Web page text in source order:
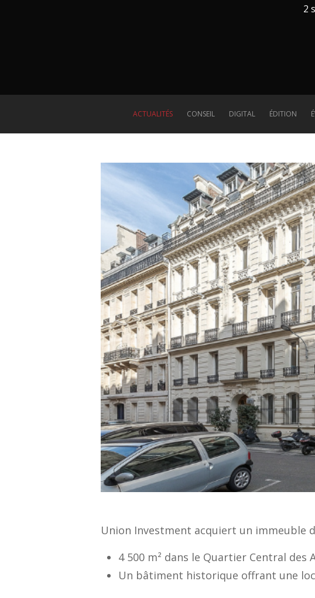
2
ACTUALITÉS CONSEIL DIGITAL ÉDITION
Union Investment acquiert un immeuble
4 500 m² dans le Quartier Central des
Un bâtiment historique offrant une